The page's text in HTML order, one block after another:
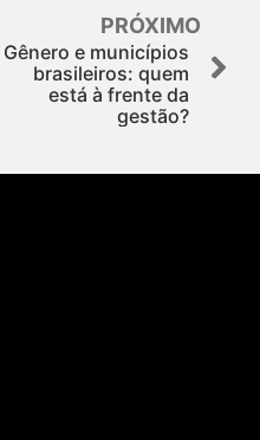
PRÓXIMO
Gênero e municípios
brasileiros: quem
está à frente da
gestão?